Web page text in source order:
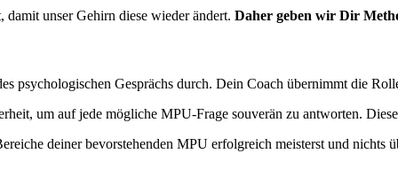
damit unser Gehirn diese wieder ändert. Daher geben wir Dir
psychologischen Gesprächs durch. Dein Coach übernimmt die
um auf jede mögliche MPU-Frage souverän zu antworten.
deiner bevorstehenden MPU erfolgreich meisterst und nichts